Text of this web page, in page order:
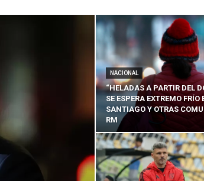
Nación
NACIONAL
“HELADAS A PARTIR DEL
SE ESPERA EXTREMO FRÍO
SANTIAGO Y OTRAS
RM